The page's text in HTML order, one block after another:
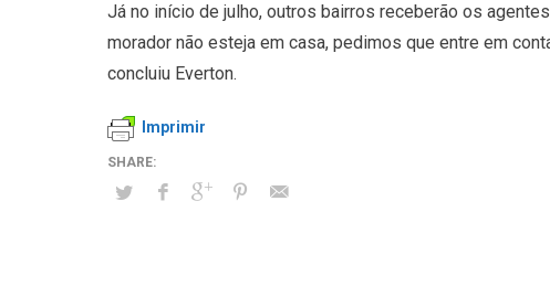
Já no início de julho, outros bairros receberão os
morador não esteja em casa, pedimos que entre em
concluiu Everton.
Imprimir